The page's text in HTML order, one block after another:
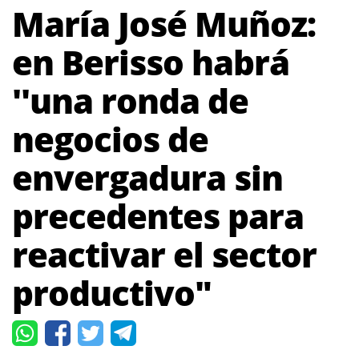
María José Muñoz:
en Berisso habrá
''una ronda de
negocios de
envergadura sin
precedentes para
reactivar el sector
productivo"